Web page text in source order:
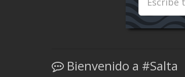
Bienvenido a #Salta